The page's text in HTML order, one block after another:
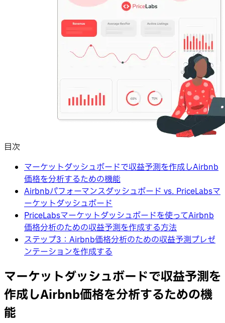
目次
マーケットダッシュボードで収益予測を作成しAirbnb
価格を分析するための機能
Airbnbパフォーマンスダッシュボード vs. PriceLabsマ
ーケットダッシュボード
PriceLabsマーケットダッシュボードを使ってAirbnb
価格分析のための収益予測を作成する方法
ステップ3：Airbnb価格分析のための収益予測プレゼ
ンテーションを作成する
マーケットダッシュボードで収益予測を
作成しAirbnb価格を分析するための機
能